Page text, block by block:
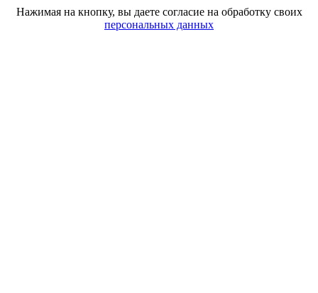
Нажимая на кнопку, вы даете согласие на обработку своих
персональных данных